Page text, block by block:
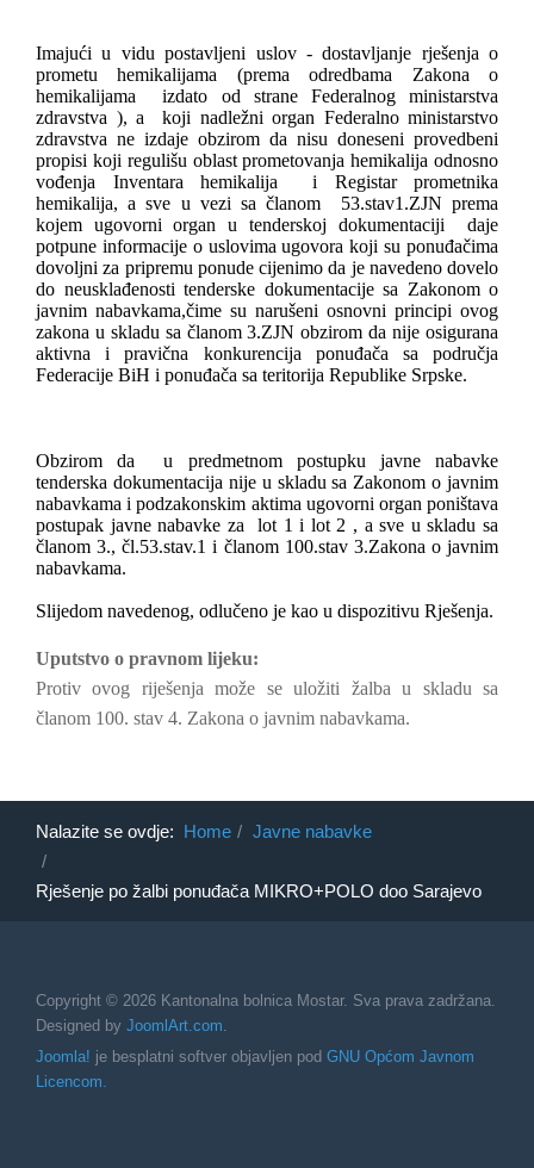
Imajući u vidu postavljeni uslov - dostavljanje rješenja o
prometu hemikalijama (prema odredbama Zakona o
hemikalijama
izdato od strane Federalnog ministarstva
zdravstva ), a
koji nadležni organ Federalno ministarstvo
zdravstva ne izdaje obzirom da nisu doneseni provedbeni
propisi koji regulišu oblast prometovanja hemikalija odnosno
vođenja Inventara hemikalija
i Registar prometnika
hemikalija, a sve u vezi sa članom
53.stav1.ZJN prema
kojem ugovorni organ u tenderskoj dokumentaciji
daje
potpune informacije o uslovima ugovora koji su ponuđačima
dovoljni za pripremu ponude cijenimo da je navedeno dovelo
do neusklađenosti tenderske dokumentacije sa Zakonom o
javnim nabavkama,čime su narušeni osnovni principi ovog
zakona u skladu sa članom 3.ZJN obzirom da nije osigurana
aktivna i pravična konkurencija ponuđača sa područja
Federacije BiH i ponuđača sa teritorija Republike Srpske.
Obzirom da
u predmetnom postupku javne nabavke
tenderska dokumentacija nije u skladu sa Zakonom o javnim
nabavkama i podzakonskim aktima ugovorni organ poništava
postupak javne nabavke za
lot 1 i lot 2 , a sve u skladu sa
članom 3., čl.53.stav.1 i članom 100.stav 3.Zakona o javnim
nabavkama.
Slijedom navedenog, odlučeno je kao u dispozitivu Rješenja.
Uputstvo o pravnom lijeku:
Protiv ovog riješenja može se uložiti žalba u skladu sa
članom 100. stav 4. Zakona o javnim nabavkama.
Nalazite se ovdje: Home Javne nabavke
Rješenje po žalbi ponuđača MIKRO+POLO doo Sarajevo
Copyright © 2026 Kantonalna bolnica Mostar. Sva prava zadržana.
Designed by JoomlArt.com.
Joomla! je besplatni softver objavljen pod GNU Općom Javnom
Licencom.